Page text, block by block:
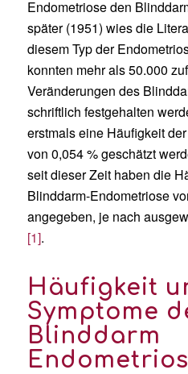
Endometriose den
später (1951) wies die
diesem Typ der
konnten mehr als 50.000
Veränderungen des
schriftlich festgehalten
erstmals eine Häufigkeit
von 0,054 % geschätzt
seit dieser Zeit haben die
Blinddarm-Endometriose
angegeben, je nach
[1].
Häufigkeit
Symptome
Blinddarm